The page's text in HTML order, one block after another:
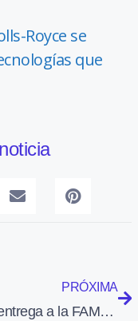
Royce se
que
PRÓXIMA
Indra entrega a la FAMET los simuladores del helicóptero Tigre